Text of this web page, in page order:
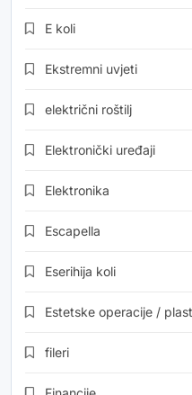
E koli
Ekstremni uvjeti
električni roštilj
Elektronički uređaji
Elektronika
Escapella
Eserihija koli
Estetske operacije /
fileri